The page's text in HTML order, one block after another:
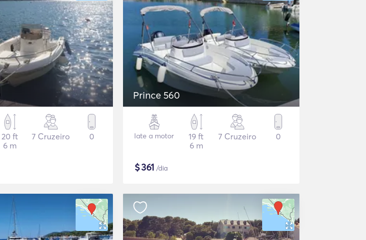
20 ft
6 m
7 Cruzeiro 0
Prince 560
Iate a motor
19 ft
6 m
7 Cruzeiro 0
$361 /dia